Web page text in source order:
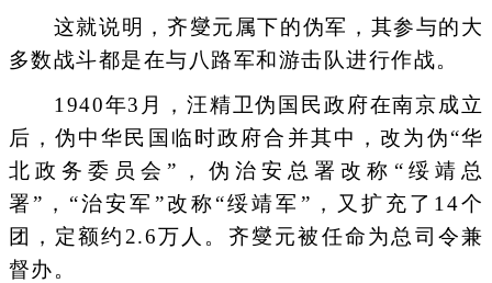
这就说明，齐燮元属下的伪军，其参与的大
多数战斗都是在与八路军和游击队进行作战。
1940年3月，汪精卫伪国民政府在南京成立
后，伪中华民国临时政府合并其中，改为伪“华
北政务委员会”，伪治安总署改称“绥靖总
署”，“治安军”改称“绥靖军”，又扩充了14个
团，定额约2.6万人。齐燮元被任命为总司令兼
督办。